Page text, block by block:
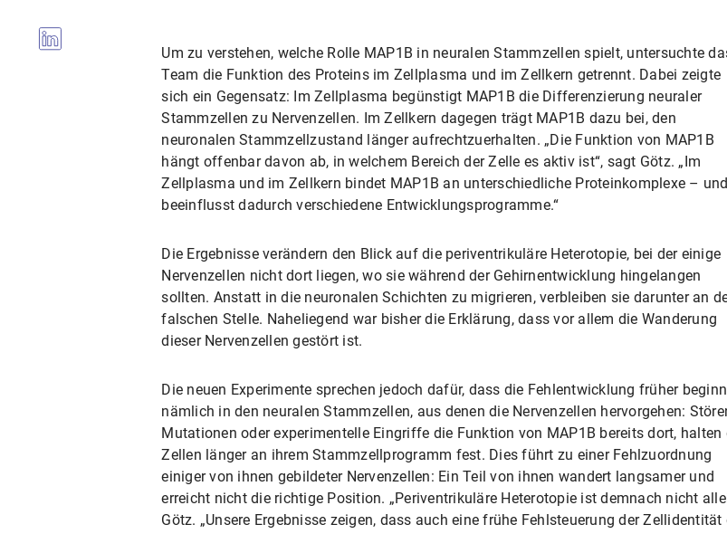
Um zu verstehen, welche Rolle MAP1B in neuralen Stammzellen spielt, untersuchte
Team die Funktion des Proteins im Zellplasma und im Zellkern getrennt. Dabei zeigte
sich ein Gegensatz: Im Zellplasma begünstigt MAP1B die Differenzierung neuraler
Stammzellen zu Nervenzellen. Im Zellkern dagegen trägt MAP1B dazu bei, den
neuronalen Stammzellzustand länger aufrechtzuerhalten. „Die Funktion von MAP1B
hängt offenbar davon ab, in welchem Bereich der Zelle es aktiv ist“, sagt Götz. „Im
Zellplasma und im Zellkern bindet MAP1B an unterschiedliche Proteinkomplexe – und
beeinflusst dadurch verschiedene Entwicklungsprogramme.“
Die Ergebnisse verändern den Blick auf die periventrikuläre Heterotopie, bei der einige
Nervenzellen nicht dort liegen, wo sie während der Gehirnentwicklung hingelangen
sollten. Anstatt in die neuronalen Schichten zu migrieren, verbleiben sie darunter an
falschen Stelle. Naheliegend war bisher die Erklärung, dass vor allem die Wanderung
dieser Nervenzellen gestört ist.
Die neuen Experimente sprechen jedoch dafür, dass die Fehlentwicklung früher
nämlich in den neuralen Stammzellen, aus denen die Nervenzellen hervorgehen:
Mutationen oder experimentelle Eingriffe die Funktion von MAP1B bereits dort, halten
Zellen länger an ihrem Stammzellprogramm fest. Dies führt zu einer Fehlzuordnung
einiger von ihnen gebildeter Nervenzellen: Ein Teil von ihnen wandert langsamer und
erreicht nicht die richtige Position. „Periventrikuläre Heterotopie ist demnach nicht
Götz. „Unsere Ergebnisse zeigen, dass auch eine frühe Fehlsteuerung der